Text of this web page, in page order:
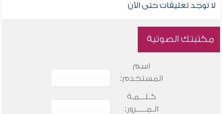
لا توجد تعليقات حتى الآن
مكتبتك الصوتية
اسم
المستخدم:
كـلـــمـة
الـمـــــرور: